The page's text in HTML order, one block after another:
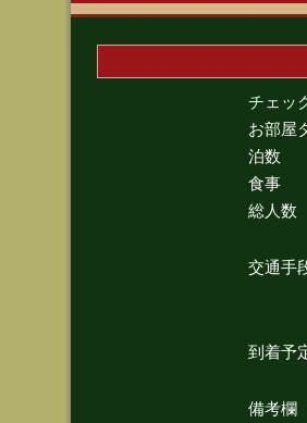
チェッ
お部屋
泊数
食事
総人数
交通手
到着予
備考欄